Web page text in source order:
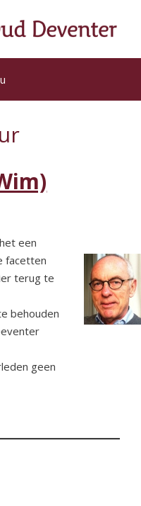
een
facetten
terug te
behouden
geen